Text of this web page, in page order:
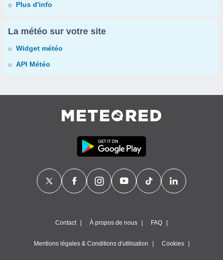
Plus d'info
La météo sur votre site
Widget météo
API Météo
Contact À propos de nous FAQ
Mentions légales & Conditions d'utilisation Cookies